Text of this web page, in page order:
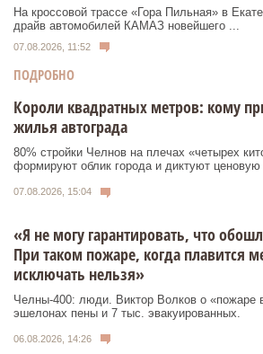
На кроссовой трассе «Гора Пильная» в
драйв автомобилей КАМАЗ новейшего ...
07.08.2026, 11:52
ПОДРОБНО
Короли квадратных метров: кому
жилья автограда
80% стройки Челнов на плечах «четырех
формируют облик города и диктуют ценовую
07.08.2026, 15:04
«Я не могу гарантировать, что
При таком пожаре, когда плавится
исключать нельзя»
Челны-400: люди. Виктор Волков о «пожаре
эшелонах пены и 7 тыс. эвакуированных.
06.08.2026, 14:26